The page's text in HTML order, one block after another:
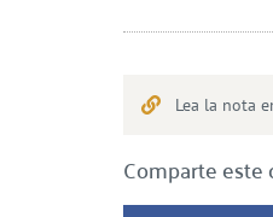
Lea la nota
Comparte este